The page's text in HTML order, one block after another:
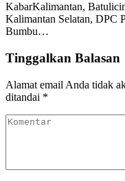
KabarKalimantan,
Kalimantan Selatan, DPC
Bumbu…
Tinggalkan Balasan
Alamat email Anda tidak
ditandai *